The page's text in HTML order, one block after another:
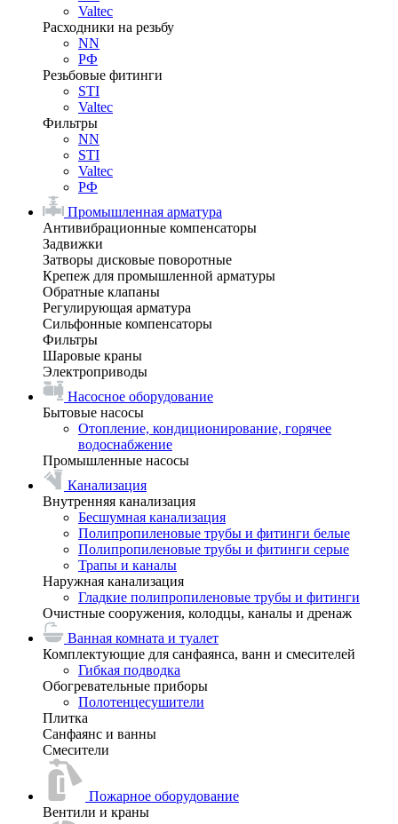
Valtec
Расходники на резьбу
NN
РФ
Резьбовые фитинги
STI
Valtec
Фильтры
NN
STI
Valtec
РФ
Промышленная арматура
Антивибрационные компенсаторы
Задвижки
Затворы дисковые поворотные
Крепеж для промышленной арматуры
Обратные клапаны
Регулирующая арматура
Сильфонные компенсаторы
Фильтры
Шаровые краны
Электроприводы
Насосное оборудование
Бытовые насосы
Отопление, кондиционирование, горячее
водоснабжение
Промышленные насосы
Канализация
Внутренняя канализация
Бесшумная канализация
Полипропиленовые трубы и фитинги белые
Полипропиленовые трубы и фитинги серые
Трапы и каналы
Наружная канализация
Гладкие полипропиленовые трубы и фитинги
Очистные сооружения, колодцы, каналы и дренаж
Ванная комната и туалет
Комплектующие для санфаянса, ванн и смесителей
Гибкая подводка
Обогревательные приборы
Полотенцесушители
Плитка
Санфаянс и ванны
Смесители
Пожарное оборудование
Вентили и краны